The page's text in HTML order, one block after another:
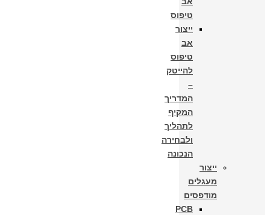
טיפוס
ייצור
אב
טיפוס
להייטק
–
המדריך
המקיף
לתהליך
ולבחירה
הנכונה
ייצור
מעגלים
מודפסים
PCB